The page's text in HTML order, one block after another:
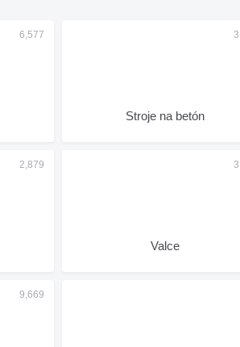
Stroje na betón
Valce